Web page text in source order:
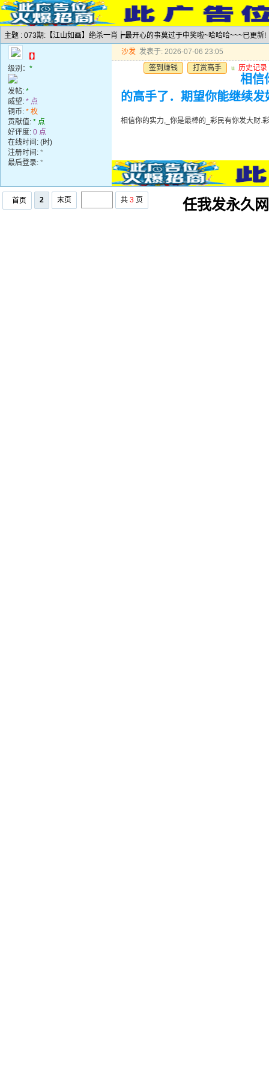
主题 : 073期:【江山如画】绝杀一肖┢最开心的事莫过于中奖啦~哈哈哈~~~已更新!
【】
级别： *
发帖: *
威望: * 点
铜币: * 枚
贡献值: * 点
好评度: 0 点
在线时间: (时)
注册时间: *
最后登录: *
沙发 发表于: 2026-07-06 23:05
签到赚钱
打赏高手 u 历史记录
相信
的高手了．期望你能继续发
相信你的实力,_你是最棒的_彩民有你发大财.
首页 2 末页 共 3 页 任我发永久